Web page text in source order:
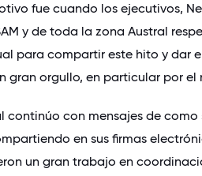
fue cuando los ejecutivos,
y de toda la zona Austral
para compartir este hito y dar
gran orgullo, en particular por el
continúo con mensajes de
en sus firmas
un gran trabajo en